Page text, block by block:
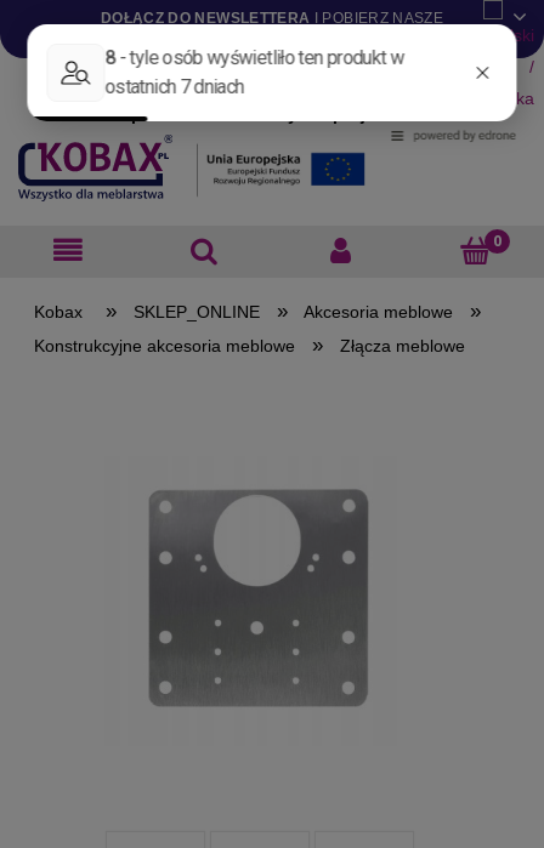
DOŁĄCZ DO NEWSLETTERA I POBIERZ NASZE
Aktualności Nowości
Blog
Pliki do pobrania
» SKLEP_ONLINE » Akcesoria meblowe »
Konstrukcyjne akcesoria meblowe » Złącza meblowe